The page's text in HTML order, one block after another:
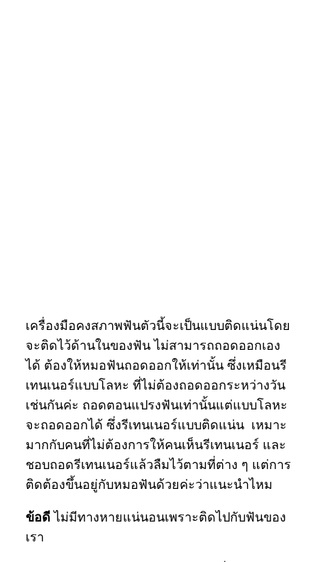
เครื่องมือคงสภาพฟันตัวนี้จะเป็นแบบติดแน่นโดย
จะติดไว้ด้านในของฟัน ไม่สามารถถอดออกเอง
ได้ ต้องให้หมอฟันถอดออกให้เท่านั้น ซึ่งเหมือนรี
เทนเนอร์แบบโลหะ ที่ไม่ต้องถอดออกระหว่างวัน
เช่นกันค่ะ ถอดตอนแปรงฟันเท่านั้นแต่แบบโลหะ
จะถอดออกได้ ซึ่งรีเทนเนอร์แบบติดแน่น เหมาะ
มากกับคนที่ไม่ต้องการให้คนเห็นรีเทนเนอร์ และ
ชอบถอดรีเทนเนอร์แล้วลืมไว้ตามที่ต่าง ๆ แต่การ
ติดต้องขึ้นอยู่กับหมอฟันด้วยค่ะว่าแนะนำไหม
ข้อดี ไม่มีทางหายแน่นอนเพราะติดไปกับฟันของ
เรา